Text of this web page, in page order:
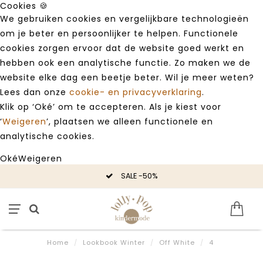
Cookies 🍪
We gebruiken cookies en vergelijkbare technologieën
om je beter en persoonlijker te helpen. Functionele
cookies zorgen ervoor dat de website goed werkt en
hebben ook een analytische functie. Zo maken we de
website elke dag een beetje beter. Wil je meer weten?
Lees dan onze cookie- en privacyverklaring.
Klik op ‘Oké’ om te accepteren. Als je kiest voor
‘Weigeren’, plaatsen we alleen functionele en
analytische cookies.
OkéWeigeren
SALE -50%
Home / Lookbook Winter / Off White / 4